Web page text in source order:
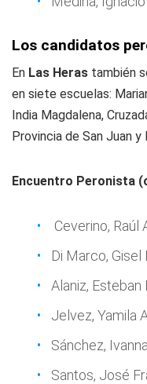
Los candidatos
En Las Heras también
en siete escuelas:
India Magdalena,
Provincia de San Juan
Encuentro Peronista
Ceverino, Raúl
Di Marco,
Alaniz, Esteban
Jelvez, Yamila
Sánchez,
Santos, José